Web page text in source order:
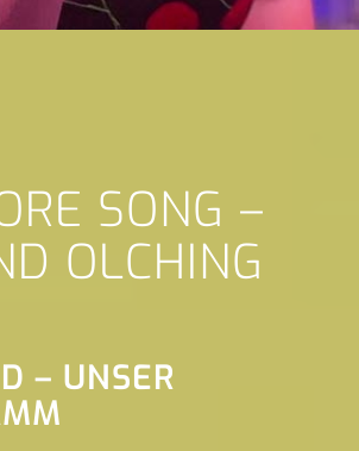
SONG –
OLCHING
– UNSER